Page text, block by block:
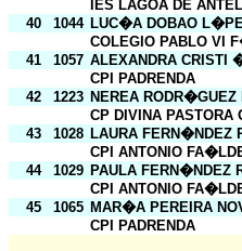
IES LAGOA DE
40
1044 LUC�A DOBAO
COLEGIO PABLO VI
41
1057 ALEXANDRA CRISTI
CPI PADRENDA
42
1223 NEREA
CP DIVINA PASTORA
43
1028 LAURA FERN�NDEZ
CPI ANTONIO
44
1029 PAULA FERN�NDEZ
CPI ANTONIO
45
1065 MAR�A PEREIRA
CPI PADRENDA